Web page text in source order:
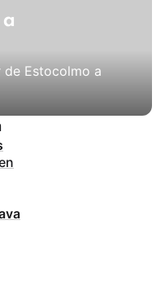
a
Estocolmo a